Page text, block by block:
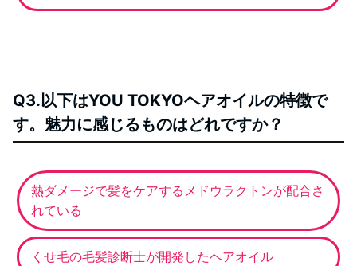
Q3.以下はYOU TOKYOヘアオイルの特徴で
す。魅力に感じるものはどれですか？
熱ダメージで髪をケアするメドウラクトンが配合さ
れている
くせ毛の毛髪診断士が開発したヘアオイル